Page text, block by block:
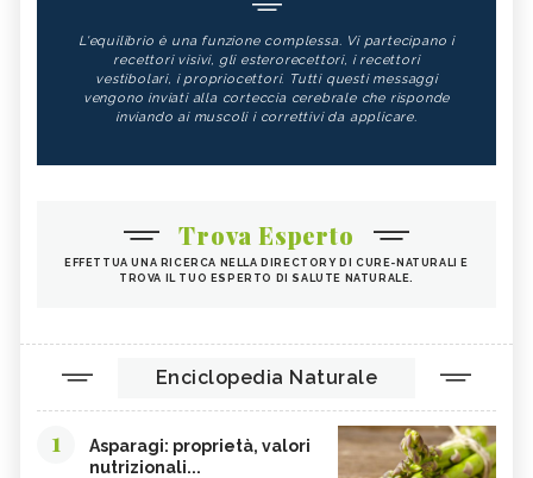
L'equilibrio è una funzione complessa. Vi partecipano i
recettori visivi, gli esterorecettori, i recettori
vestibolari, i propriocettori. Tutti questi messaggi
vengono inviati alla corteccia cerebrale che risponde
inviando ai muscoli i correttivi da applicare.
Trova Esperto
EFFETTUA UNA RICERCA NELLA DIRECTORY DI CURE-NATURALI E
TROVA IL TUO ESPERTO DI SALUTE NATURALE.
Enciclopedia Naturale
1
Asparagi: proprietà, valori
nutrizionali...